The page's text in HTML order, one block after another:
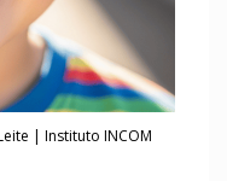
| Instituto INCOM